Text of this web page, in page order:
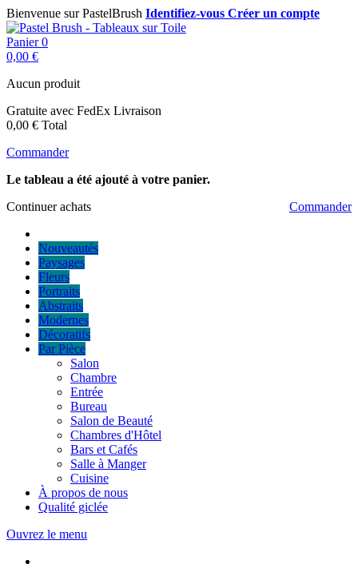
Bienvenue sur PastelBrush Identifiez-vous Créer un compte
Panier 0
0,00 €
Aucun produit
Gratuite avec FedEx Livraison
0,00 € Total
Commander
Le tableau a été ajouté à votre panier.
Continuer achats
Commander
Nouveautés
Paysages
Fleurs
Portraits
Abstraits
Modernes
Décoratifs
Par Pièce
Salon
Chambre
Entrée
Bureau
Salon de Beauté
Chambres d'Hôtel
Bars et Cafés
Salle à Manger
Cuisine
À propos de nous
Qualité giclée
Ouvrez le menu